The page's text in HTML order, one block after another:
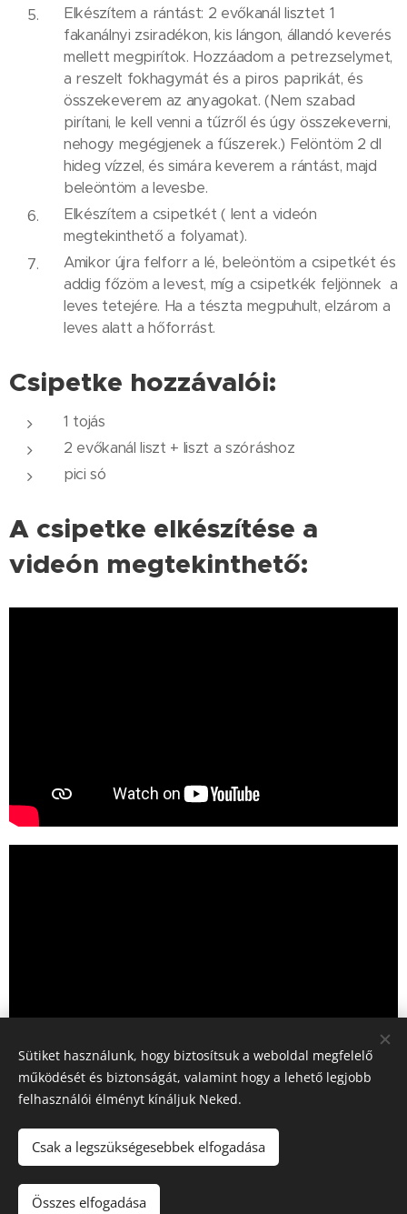
Elkészítem a rántást: 2 evőkanál lisztet 1
fakanálnyi zsiradékon, kis lángon, állandó keverés
mellett megpirítok. Hozzáadom a petrezselymet,
a reszelt fokhagymát és a piros paprikát, és
összekeverem az anyagokat. (Nem szabad
pirítani, le kell venni a tűzről és úgy összekeverni,
nehogy megégjenek a fűszerek.) Felöntöm 2 dl
hideg vízzel, és simára keverem a rántást, majd
beleöntöm a levesbe.
Elkészítem a csipetkét ( lent a videón
megtekinthető a folyamat).
Amikor újra felforr a lé, beleöntöm a csipetkét és
addig főzöm a levest, míg a csipetkék feljönnek a
leves tetejére. Ha a tészta megpuhult, elzárom a
leves alatt a hőforrást.
Csipetke hozzávalói:
1 tojás
2 evőkanál liszt + liszt a szóráshoz
pici só
A csipetke elkészítése a
videón megtekinthető:
Share
Sütiket használunk, hogy biztosítsuk a weboldal megfelelő
működését és biztonságát, valamint hogy a lehető legjobb
felhasználói élményt kínáljuk Neked.
Csak a legszükségesebbek elfogadása
Összes elfogadása